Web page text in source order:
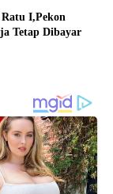
Ratu I,Pekon
Tetap Dibayar